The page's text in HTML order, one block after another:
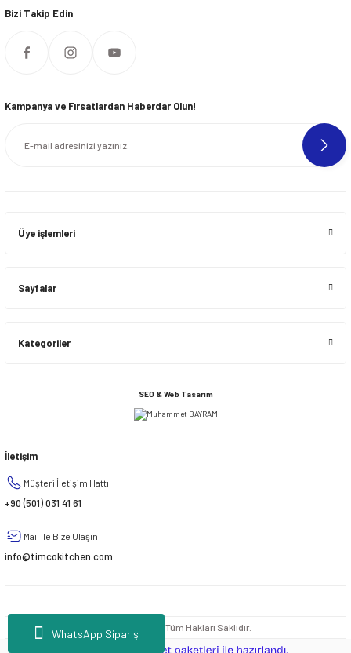
WhatsApp Sipariş
Bizi Takip Edin
Kampanya ve Fırsatlardan Haberdar Olun!
Üye işlemleri
Sayfalar
Kategoriler
SEO & Web Tasarım
İletişim
Müşteri İletişim Hattı
+90 (501) 031 41 61
Mail ile Bize Ulaşın
info@timcokitchen.com
© 2020 - 2026 | Tüm Hakları Saklıdır.
e-